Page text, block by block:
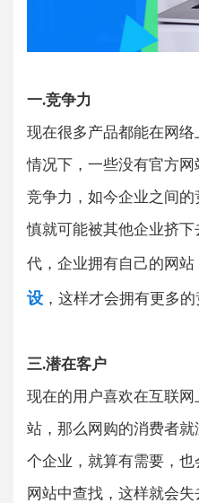
一.竞争力
现在很多产品都能在网
情况下，一些没有官方
竞争力，如今企业之间
慎就可能被其他企业挤
代，企业拥有自己的网
设，这样才会拥有更多的
三.潜在客户
现在的用户喜欢在互联
站，那么网购的消费者
个企业，就算有需要，
网站中查找，这样就会